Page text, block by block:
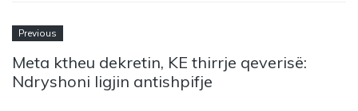
Previous
Meta ktheu dekretin, KE thirrje qeverisë:
Ndryshoni ligjin antishpifje